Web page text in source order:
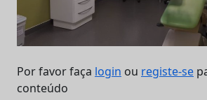
Por favor faça login ou registe-se
conteúdo